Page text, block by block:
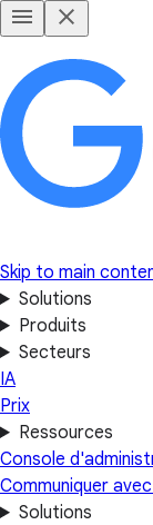
Skip to main
Solutions
Produits
Secteurs
IA
Prix
Ressources
Console
Communiquer
Solutions